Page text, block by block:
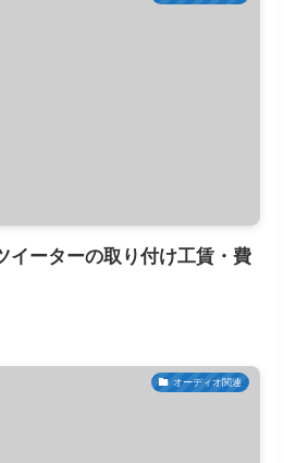
イーターの取り付け工賃・費
オーディオ関連